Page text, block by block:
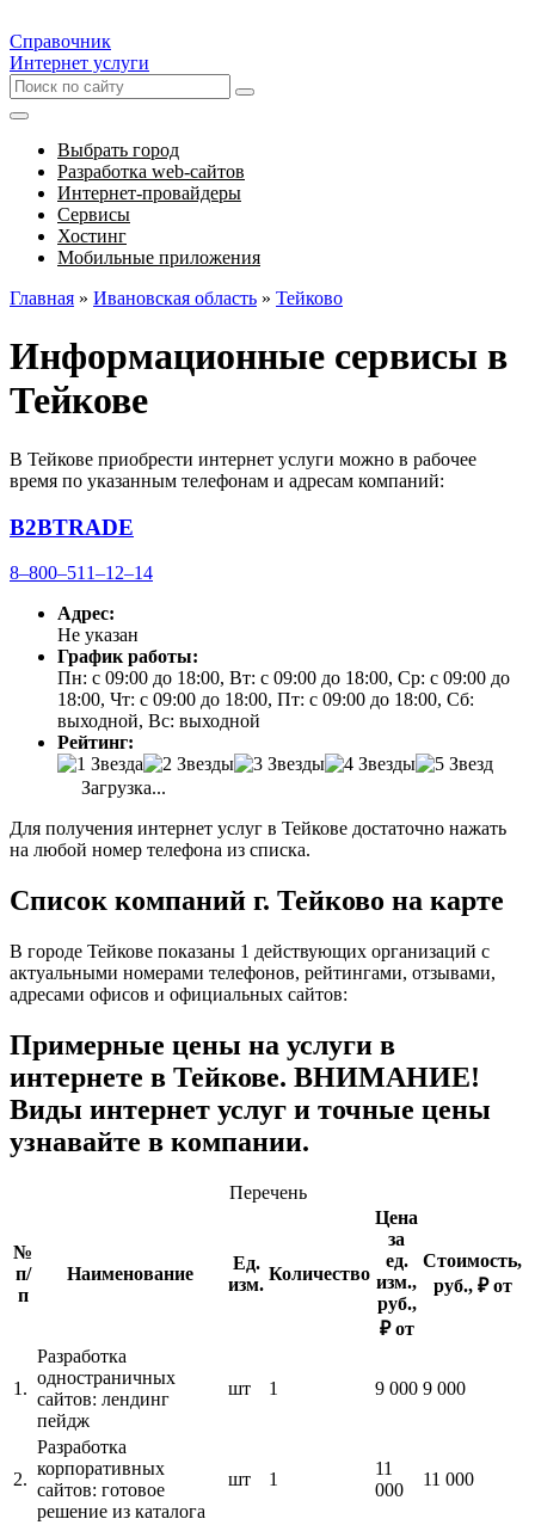
Справочник
Интернет услуги
Выбрать город
Разработка web-сайтов
Интернет-провайдеры
Сервисы
Хостинг
Мобильные приложения
Главная » Ивановская область » Тейково
Информационные сервисы в
Тейкове
В Тейкове приобрести интернет услуги можно в рабочее
время по указанным телефонам и адресам компаний:
B2BTRADE
8‒800‒511‒12‒14
Адрес:
Не указан
График работы:
Пн: с 09:00 до 18:00, Вт: с 09:00 до 18:00, Ср: с 09:00 до
18:00, Чт: с 09:00 до 18:00, Пт: с 09:00 до 18:00, Сб:
выходной, Вс: выходной
Рейтинг:
Загрузка...
Для получения интернет услуг в Тейкове достаточно нажать
на любой номер телефона из списка.
Список компаний г. Тейково на карте
В городе Тейкове показаны 1 действующих организаций с
актуальными номерами телефонов, рейтингами, отзывами,
адресами офисов и официальных сайтов:
Примерные цены на услуги в
интернете в Тейкове. ВНИМАНИЕ!
Виды интернет услуг и точные цены
узнавайте в компании.
Перечень
№
п/
п
Наименование
Ед.
изм.
Количество
Цена
за
ед.
изм.,
руб.,
₽ от
Стоимость,
руб., ₽ от
1.
Разработка
одностраничных
сайтов: лендинг
пейдж
шт 1 9 000 9 000
2.
Разработка
корпоративных
сайтов: готовое
решение из каталога
шт 1
11
000
11 000